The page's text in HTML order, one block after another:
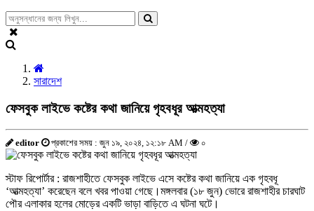
সারাদেশ
ফেসবুক লাইভে কষ্টের কথা জানিয়ে গৃহবধূর আত্মহত্যা
editor প্রকাশের সময় : জুন ১৯, ২০২৪, ১২:১৮ AM / ০
স্টাফ রিপোর্টার : রাজশাহীতে ফেসবুক লাইভে এসে কষ্টের কথা জানিয়ে এক গৃহবধূ
‘আত্মহত্যা’ করেছেন বলে খবর পাওয়া গেছে।মঙ্গলবার (১৮ জুন) ভোরে রাজশাহীর চারঘাট
পৌর এলাকার হলের মোড়ের একটি ভাড়া বাড়িতে এ ঘটনা ঘটে।